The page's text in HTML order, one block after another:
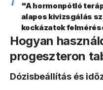
"A hormonpótló
alapos kivizsgálás
kockázatok
Hogyan
progeszteron
Dózisbeállítás és